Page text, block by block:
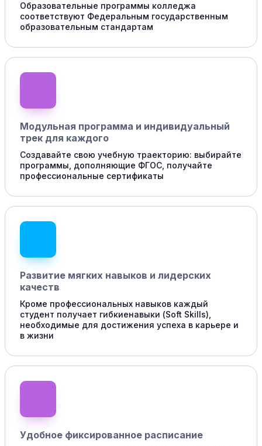
Образовательные программы колледжа
соответствуют Федеральным государственным
образовательным стандартам
Модульная программа и индивидуальный
трек для каждого
Создавайте свою учебную траекторию: выбирайте
программы, дополняющие ФГОС, получайте
профессиональные сертификаты
Развитие мягких навыков и лидерских
качеств
Кроме профессиональных навыков каждый
студент получает гибкиенавыки (Soft Skills),
необходимые для достижения успеха в карьере и
в жизни
Удобное фиксированное расписание